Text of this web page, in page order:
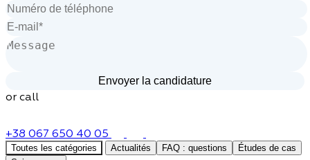
or call
+38 067 650 40 05
Toutes les catégories Actualités FAQ : questions
Études de cas